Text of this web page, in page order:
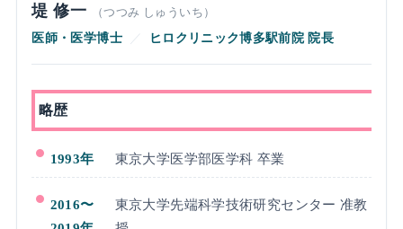
堤 修一
（つつみ しゅういち）
医師・医学博士
／ ヒロクリニック博多駅前院 院長
略歴
1993年 東京大学医学部医学科 卒業
2016〜
東京大学先端科学技術研究センター 准教